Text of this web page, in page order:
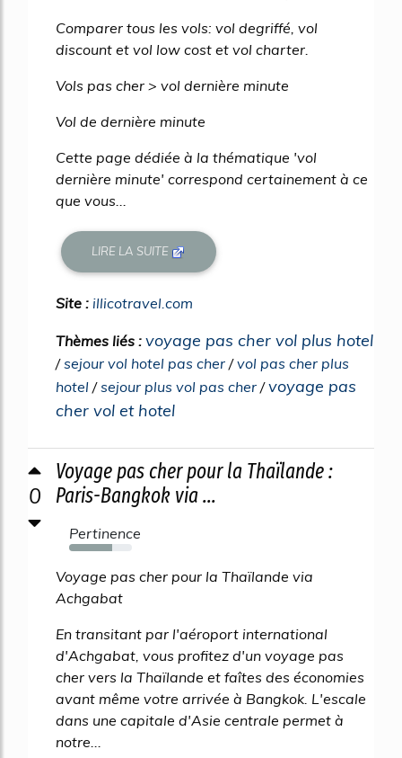
Comparer tous les vols: vol degriffé, vol
discount et vol low cost et vol charter.
Vols pas cher > vol dernière minute
Vol de dernière minute
Cette page dédiée à la thématique 'vol
dernière minute' correspond certainement à ce
que vous...
LIRE LA SUITE
Site : illicotravel.com
Thèmes liés : voyage pas cher vol plus hotel
/sejour vol hotel pas cher /vol pas cher plus
hotel /sejour plus vol pas cher /voyage pas
cher vol et hotel
0
Voyage pas cher pour la Thaïlande :
Paris-Bangkok via ...
Pertinence
68%
Voyage pas cher pour la Thaïlande via
Achgabat
En transitant par l'aéroport international
d'Achgabat, vous profitez d'un voyage pas
cher vers la Thaïlande et faîtes des économies
avant même votre arrivée à Bangkok. L'escale
dans une capitale d'Asie centrale permet à
notre...